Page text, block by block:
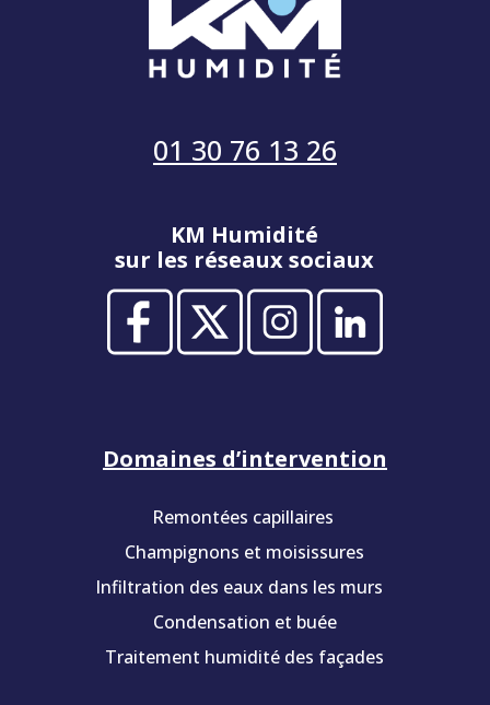
01 30 76 13 26
KM Humidité
sur les réseaux sociaux
Domaines d’intervention
Remontées capillaires
Champignons et moisissures
Infiltration des eaux dans les murs
Condensation et buée
Traitement humidité des façades